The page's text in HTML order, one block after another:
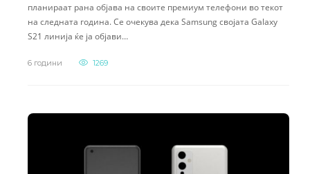
планираат рана објава на своите премиум телефони во текот
на следната година. Се очекува дека Samsung својата Galaxy
S21 линија ќе ја објави…
6 години 1269